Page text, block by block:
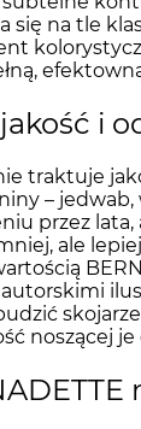
się na tle
i
traktuje
–
przez
ale
noszącej je